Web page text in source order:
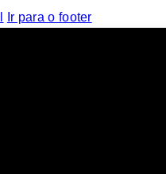
Ir para o footer